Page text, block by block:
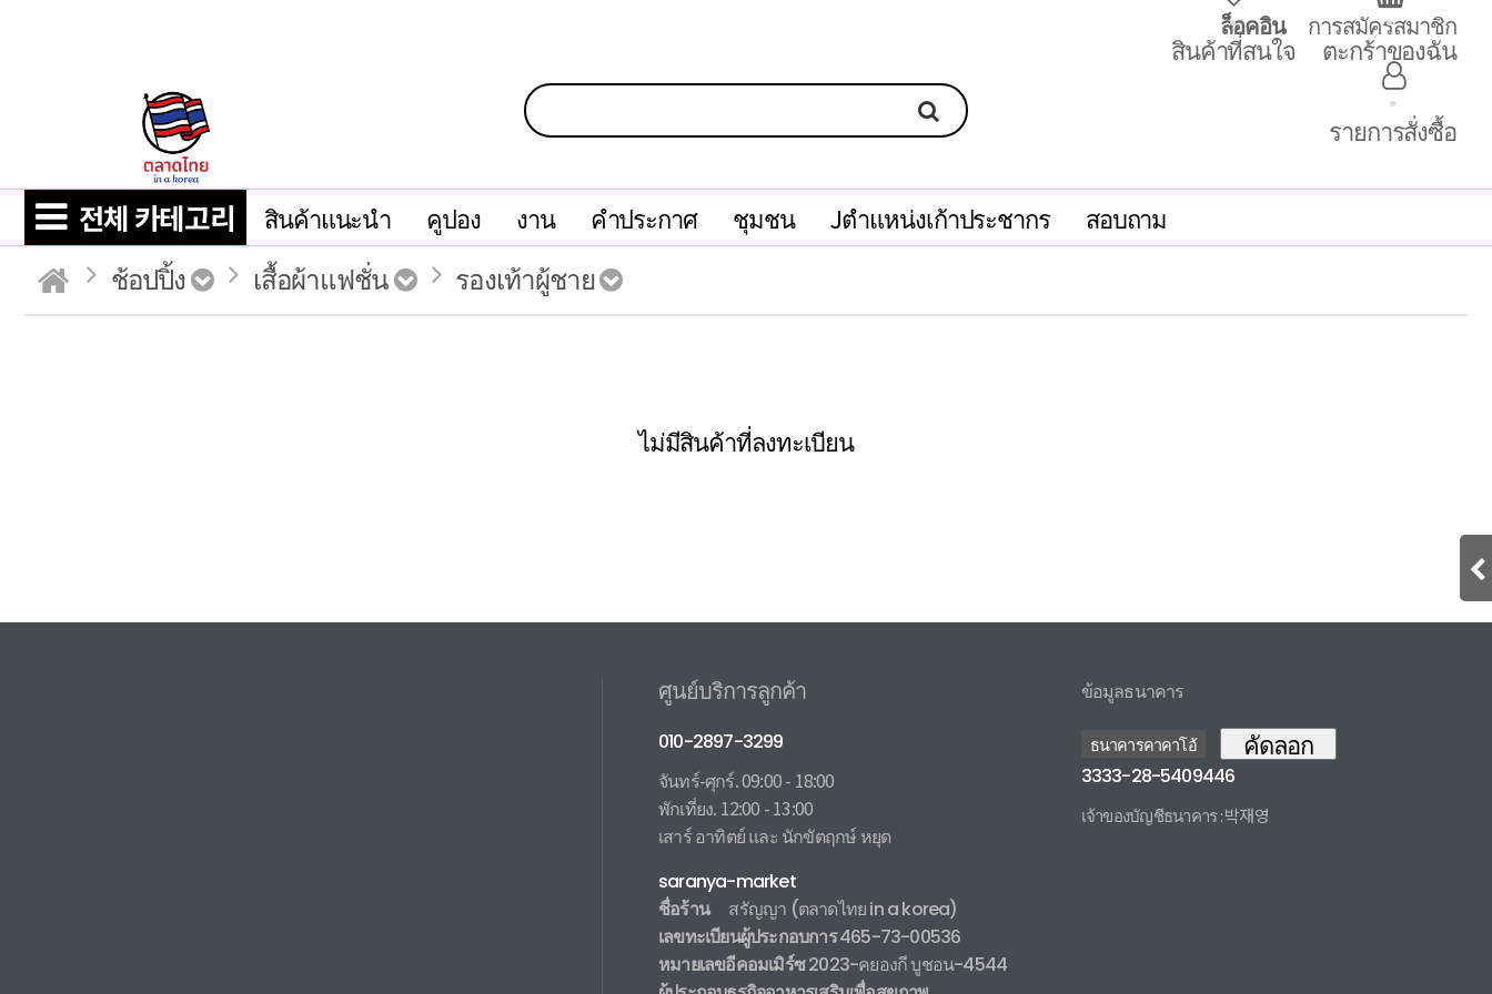
การสมัครสมาชิก
ล็อคอิน
ตะกร้าของฉัน
สินค้าที่สนใจ
รายการสั่งซื้อ
전체 카테고리 สินค้าแนะนำ คูปอง งาน คำประกาศ ชุมชน Jตำแหน่งเก้าประชากร สอบถาม
ช้อปปิ้ง เสื้อผ้าแฟชั่น รองเท้าผู้ชาย
ไม่มีสินค้าที่ลงทะเบียน
ศูนย์บริการลูกค้า
010-2897-3299
จันทร์-ศุกร์. 09:00 - 18:00
พักเที่ยง. 12:00 - 13:00
เสาร์ อาทิตย์ และ นักขัตฤกษ์ หยุด
ข้อมูลธนาคาร
ธนาคารคาคาโอ้ คัดลอก
3333-28-5409446
เจ้าของบัญชีธนาคาร : 박재영
saranya-market
ชื่อร้าน สรัญญา (ตลาดไทย in a korea)
เลขทะเบียนผู้ประกอบการ465-73-00536
หมายเลขอีคอมเมิร์ซ2023-คยองกี บูชอน-4544